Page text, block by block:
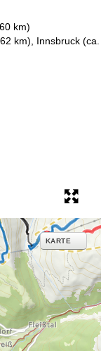
km)
km), Innsbruck (ca.
KARTE